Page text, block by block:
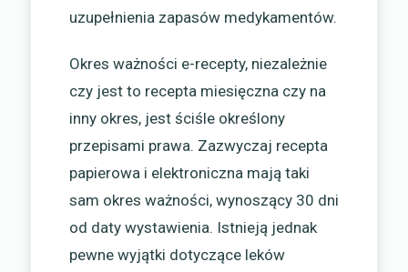
uzupełnienia zapasów medykamentów.
Okres ważności e-recepty, niezależnie
czy jest to recepta miesięczna czy na
inny okres, jest ściśle określony
przepisami prawa. Zazwyczaj recepta
papierowa i elektroniczna mają taki
sam okres ważności, wynoszący 30 dni
od daty wystawienia. Istnieją jednak
pewne wyjątki dotyczące leków